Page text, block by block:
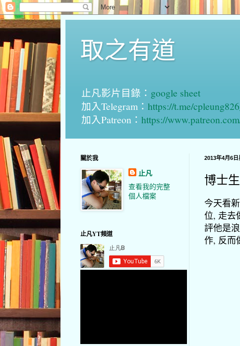
取之有道
止凡影片目錄： google sheet
加入Telegram： https://t.me/
加入Patreon： https://
2013年4月6日
博士
今天看
位, 走去
評他是
作, 反而
關於我
止凡
查看我的完整
個人檔案
止凡YT頻道